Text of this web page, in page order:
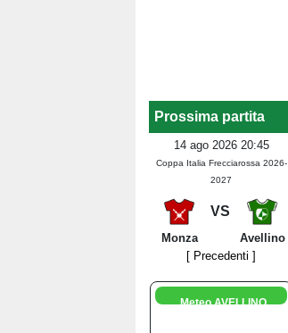
Prossima partita
14 ago 2026 20:45
Coppa Italia Frecciarossa 2026-
2027
VS
Monza
Avellino
[ Precedenti ]
Meteo AVELLINO